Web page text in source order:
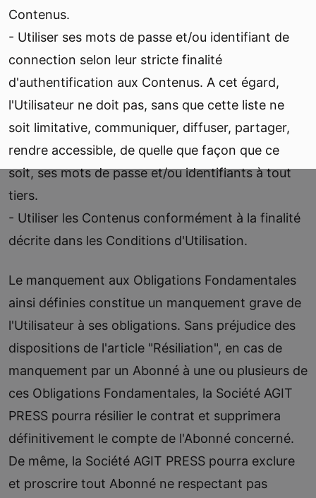
Contenus.
- Utiliser ses mots de passe et/ou identifiant de
connection selon leur stricte finalité
d'authentification aux Contenus. A cet égard,
l'Utilisateur ne doit pas, sans que cette liste ne
soit limitative, communiquer, diffuser, partager,
rendre accessible, de quelle que façon que ce
soit, ses mots de passe et/ou identifiants à tout
tiers.
- Utiliser les Contenus conformément à la finalité
décrite dans les Conditions d'Utilisation.
Le manquement aux Obligations Fondamentales
ainsi définies constitue un manquement grave de
l'Utilisateur à ses obligations. Sans préjudice des
dispositions de l'article "Résiliation", en cas de
manquement par un Abonné à une ou plusieurs de
ces Obligations Fondamentales, la Société AGIT
PRESS pourra résilier le contrat et supprimera
définitivement le compte de l'Abonné concerné.
De même, la Société AGIT PRESS pourra exclure
et proscrire tout Abonné ne respectant pas